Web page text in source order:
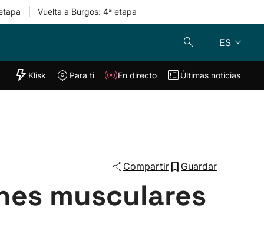
Vuelta a Burgos: 4ª etapa
ES
"Helmuga"
Klisk En directo
Klisk Para ti En directo Últimas noticias
Compartir Guardar
musculares